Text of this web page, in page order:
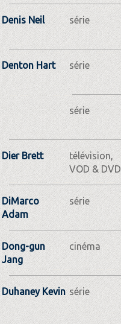
Denis Neil série
Denton Hart série
série
Dier Brett
télévision,
VOD & DVD
DiMarco
Adam
série
Dong-gun
Jang
cinéma
Duhaney Kevin série